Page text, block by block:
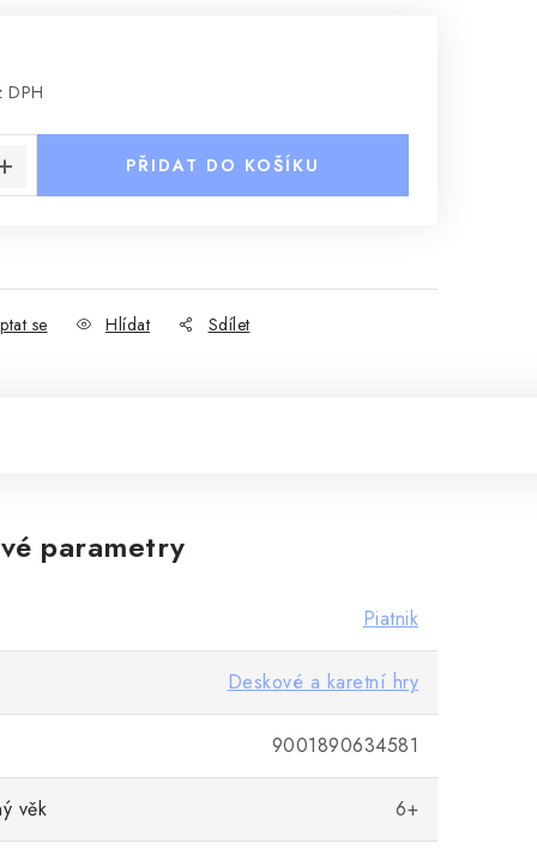
DPH
PŘIDAT DO KOŠÍKU
se Hlídat Sdílet
parametry
Piatnik
Deskové a karetní hry
9001890634581
věk 6+